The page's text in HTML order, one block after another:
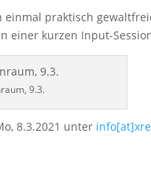
einmal praktisch
einer kurzen Input-
9.3.
8.3.2021 unter